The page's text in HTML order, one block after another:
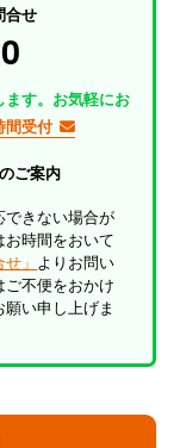
合せ
す。お気軽にお
間受付
ご案内
できない場合が
時間をおいて
」 よりお問い
不便をおかけ
い申し上げま